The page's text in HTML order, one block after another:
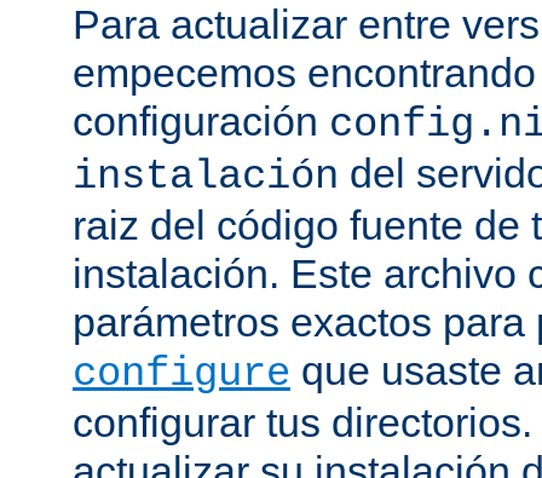
Para actualizar entre
empecemos
configuración
instalación del
raiz del código fuente de
instalación. Este archivo
parámetros exactos para
configure que usaste
configurar tus